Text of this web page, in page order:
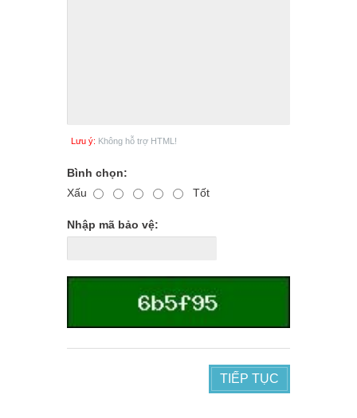
Lưu ý: Không hỗ trợ HTML!
Bình chọn:
Xấu
Tốt
Nhập mã bảo vệ:
TIẾP TỤC